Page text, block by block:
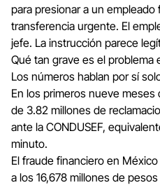
para presionar a un empleado
transferencia urgente. El
jefe. La instrucción parece
Qué tan grave es el problema
Los números hablan por sí
En los primeros nueve
de 3.82 millones de
ante la CONDUSEF,
minuto.
El fraude financiero en
a los 16,678 millones de